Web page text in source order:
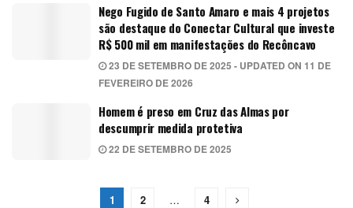
Nego Fugido de Santo Amaro e mais 4 projetos
são destaque do Conectar Cultural que investe
R$ 500 mil em manifestações do Recôncavo
23 DE SETEMBRO DE 2025 - UPDATED ON 11 DE
FEVEREIRO DE 2026
Homem é preso em Cruz das Almas por
descumprir medida protetiva
22 DE SETEMBRO DE 2025
1 2 … 4